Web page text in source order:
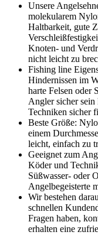
Unsere
molekularem
Haltbarkeit, gute
Knoten- und
nicht leicht zu
Fishing line
Hindernissen im
harte Felsen oder
Angler sicher
Techniken sicher
Beste Größe:
einem
leicht, einfach zu
Geeignet zum
Köder und
Süßwasser- oder
Angelbegeisterte
Wir bestehen
schnellen
Fragen haben,
erhalten eine